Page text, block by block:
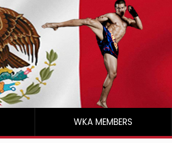
WKA MEMBERS